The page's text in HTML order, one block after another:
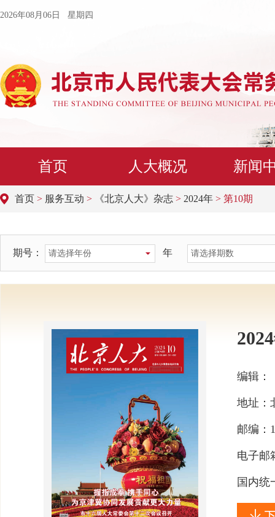
2026年08月06日 星期四
首页 人大概况 新闻
首页 > 服务互动 > 《北京人大》杂志 > 2024年 > 第10期
期号： 年
编辑：
地址：
邮编：
电子邮
国内统